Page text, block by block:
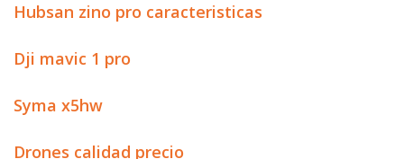
Hubsan zino pro caracteristicas
Dji mavic 1 pro
Syma x5hw
Drones calidad precio